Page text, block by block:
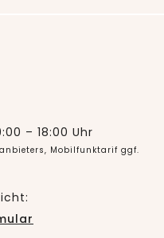
– 18:00 Uhr
Mobilfunktarif ggf.